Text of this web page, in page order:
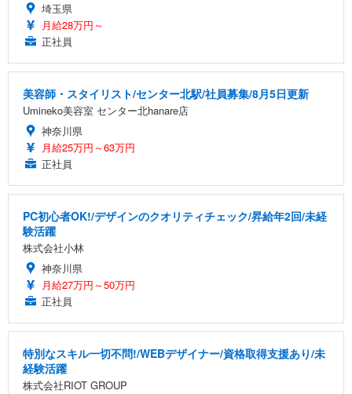
埼玉県
月給28万円～
正社員
美容師・スタイリスト/センター北駅/社員募集/8月5日更新
Umineko美容室 センター北hanare店
神奈川県
月給25万円～63万円
正社員
PC初心者OK!/デザインのクオリティチェック/昇給年2回/未経
験活躍
株式会社小林
神奈川県
月給27万円～50万円
正社員
特別なスキル一切不問!/WEBデザイナー/資格取得支援あり/未
経験活躍
株式会社RIOT GROUP